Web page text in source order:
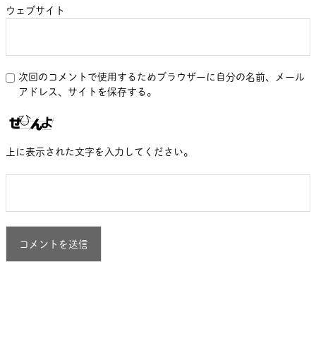
ウェブサイト
次回のコメントで使用するためブラウザーに自分の名前、メール
アドレス、サイトを保存する。
上に表示された文字を入力してください。